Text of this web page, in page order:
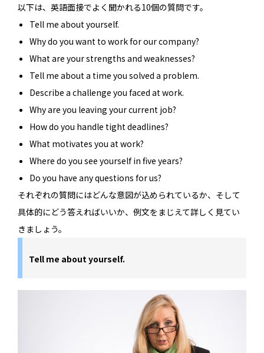
以下は、英語面接でよく聞かれる10個の質問です。
Tell me about yourself.
Why do you want to work for our company?
What are your strengths and weaknesses?
Tell me about a time you solved a problem.
Describe a challenge you faced at work.
Why are you leaving your current job?
How do you handle tight deadlines?
What motivates you at work?
Where do you see yourself in five years?
Do you have any questions for us?
それぞれの質問にはどんな意図が込められているか、そして
具体的にどう答えればいいか、例文をまじえて詳しく見てい
きましょう。
Tell me about yourself.